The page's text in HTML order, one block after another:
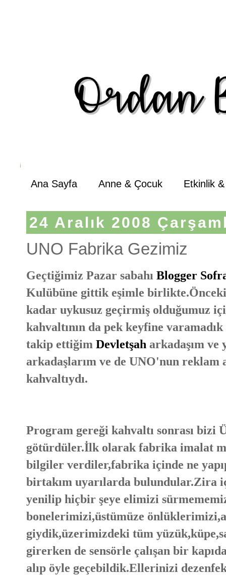
Ana Sayfa Anne & Çocuk Etkinlik
24 Aralık 2008
UNO Fabrika Gezimiz
Geçtiğimiz Pazar sabahı Blogger
Kulübüne gittik eşimle birlikte.Önceki
kadar uykusuz geçirmiş olduğumuz
kahvaltının da pek keyfine
takip ettiğim Devletşah arkadaşım ve
arkadaşlarım ve de UNO'nun reklam
kahvaltıydı.
Program gereği kahvaltı sonrası bizi
götürdüler.İlk olarak fabrika imalat
bilgiler verdiler,fabrika içinde ne
birtakım uyarılarda bulundular.Zira
yenilip hiçbir şeye elimizi
bonelerimizi,üstümüze
giydik,üzerimizdeki tüm
girerken de sensörle çalışan bir
alıp öyle geçebildik.Ellerinizi